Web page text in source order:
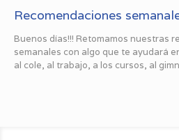
Recomendaciones
Buenos días!!! Retomamos nuestras
semanales con algo que te ayudará
al cole, al trabajo, a los cursos, al